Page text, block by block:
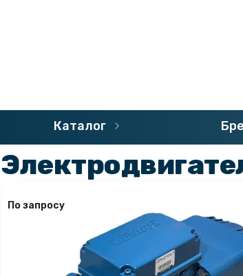
Каталог
»Каталог » Запчасти DEMAG
По запросу